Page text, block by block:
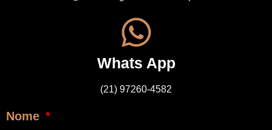
Whats App
(21) 97260-4582
Nome